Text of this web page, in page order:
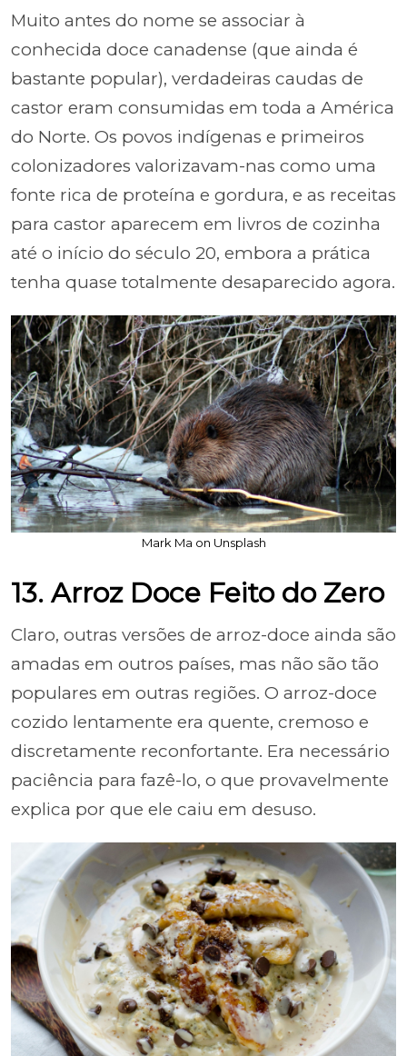
Muito antes do nome se associar à
conhecida doce canadense (que ainda é
bastante popular), verdadeiras caudas de
castor eram consumidas em toda a América
do Norte. Os povos indígenas e primeiros
colonizadores valorizavam-nas como uma
fonte rica de proteína e gordura, e as receitas
para castor aparecem em livros de cozinha
até o início do século 20, embora a prática
tenha quase totalmente desaparecido agora.
Mark Ma on Unsplash
13. Arroz Doce Feito do Zero
Claro, outras versões de arroz-doce ainda são
amadas em outros países, mas não são tão
populares em outras regiões. O arroz-doce
cozido lentamente era quente, cremoso e
discretamente reconfortante. Era necessário
paciência para fazê-lo, o que provavelmente
explica por que ele caiu em desuso.